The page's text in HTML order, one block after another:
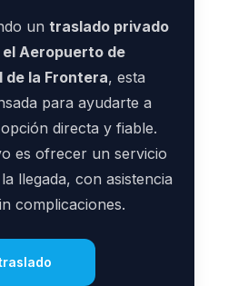
un traslado privado
Aeropuerto de
de la Frontera, esta
para ayudarte a
directa y fiable.
es ofrecer un servicio
llegada, con asistencia
complicaciones.